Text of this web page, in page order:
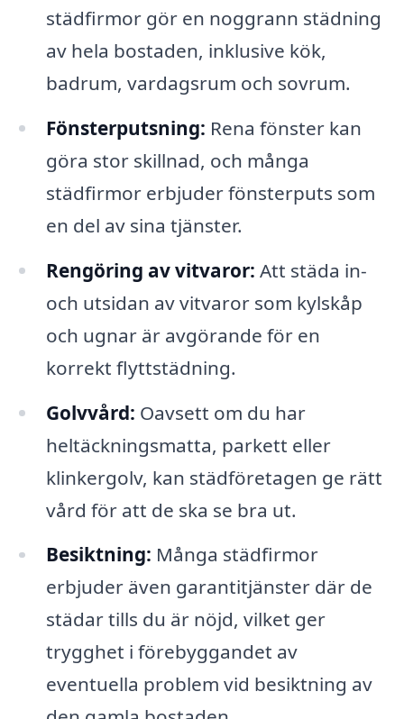
städfirmor gör en noggrann städning
av hela bostaden, inklusive kök,
badrum, vardagsrum och sovrum.
Fönsterputsning: Rena fönster kan
göra stor skillnad, och många
städfirmor erbjuder fönsterputs som
en del av sina tjänster.
Rengöring av vitvaror: Att städa in-
och utsidan av vitvaror som kylskåp
och ugnar är avgörande för en
korrekt flyttstädning.
Golvvård: Oavsett om du har
heltäckningsmatta, parkett eller
klinkergolv, kan städföretagen ge rätt
vård för att de ska se bra ut.
Besiktning: Många städfirmor
erbjuder även garantitjänster där de
städar tills du är nöjd, vilket ger
trygghet i förebyggandet av
eventuella problem vid besiktning av